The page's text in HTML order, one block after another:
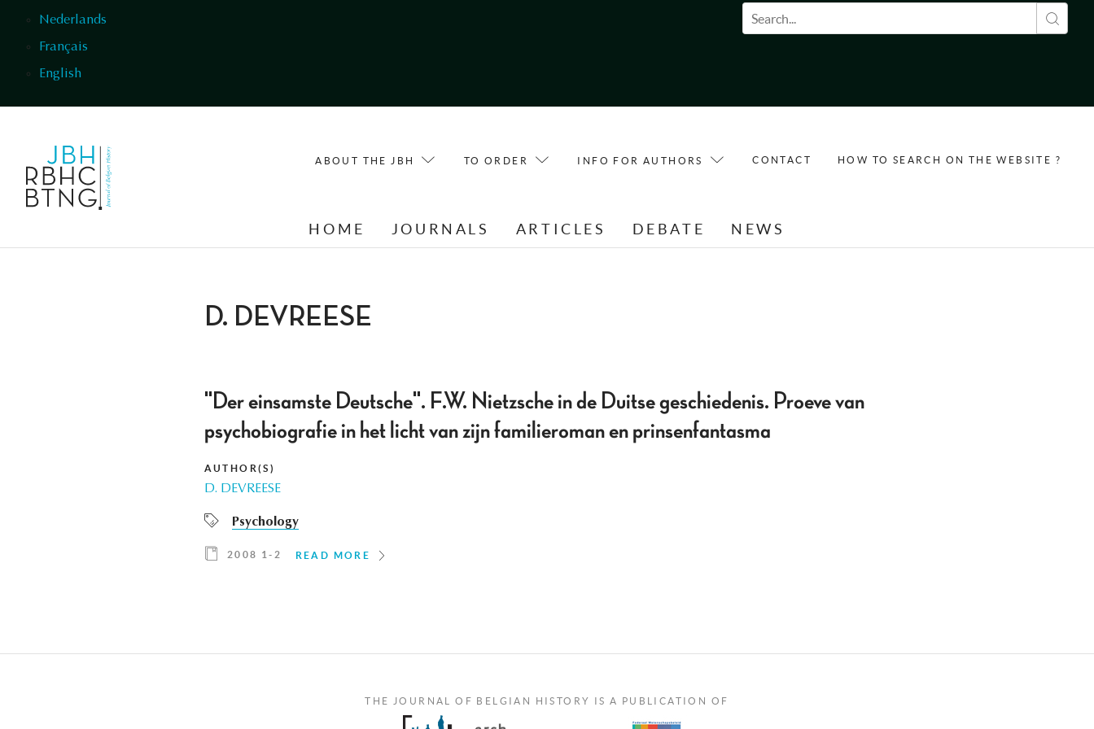
Nederlands
Français
English
Search form
ABOUT THE JBH TO ORDER INFO FOR AUTHORS CONTACT HOW TO SEARCH ON THE WEBSITE ?
HOME JOURNALS ARTICLES DEBATE NEWS
D. DEVREESE
"Der einsamste Deutsche". F.W. Nietzsche in de Duitse geschiedenis. Proeve van
psychobiografie in het licht van zijn familieroman en prinsenfantasma
AUTHOR(S)
D. DEVREESE
Psychology
2008 1-2 READ MORE
THE JOURNAL OF BELGIAN HISTORY IS A PUBLICATION OF